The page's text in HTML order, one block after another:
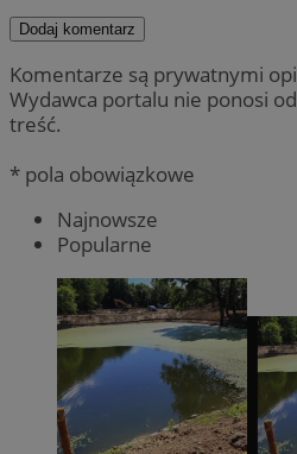
Dodaj komentarz
Komentarze są prywatnymi
Wydawca portalu nie ponosi
treść.
* pola obowiązkowe
Najnowsze
Popularne